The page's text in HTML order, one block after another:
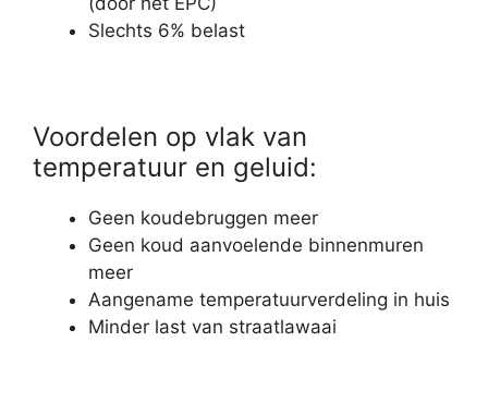
Slechts 6% belast
Voordelen op vlak van
temperatuur en geluid:
Geen koudebruggen meer
Geen koud aanvoelende binnenmuren
meer
Aangename temperatuurverdeling in huis
Minder last van straatlawaai